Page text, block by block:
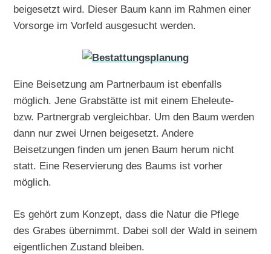
beigesetzt wird. Dieser Baum kann im Rahmen einer
Vorsorge im Vorfeld ausgesucht werden.
Eine Beisetzung am Partnerbaum ist ebenfalls
möglich. Jene Grabstätte ist mit einem Eheleute-
bzw. Partnergrab vergleichbar. Um den Baum werden
dann nur zwei Urnen beigesetzt. Andere
Beisetzungen finden um jenen Baum herum nicht
statt. Eine Reservierung des Baums ist vorher
möglich.
Es gehört zum Konzept, dass die Natur die Pflege
des Grabes übernimmt. Dabei soll der Wald in seinem
eigentlichen Zustand bleiben.